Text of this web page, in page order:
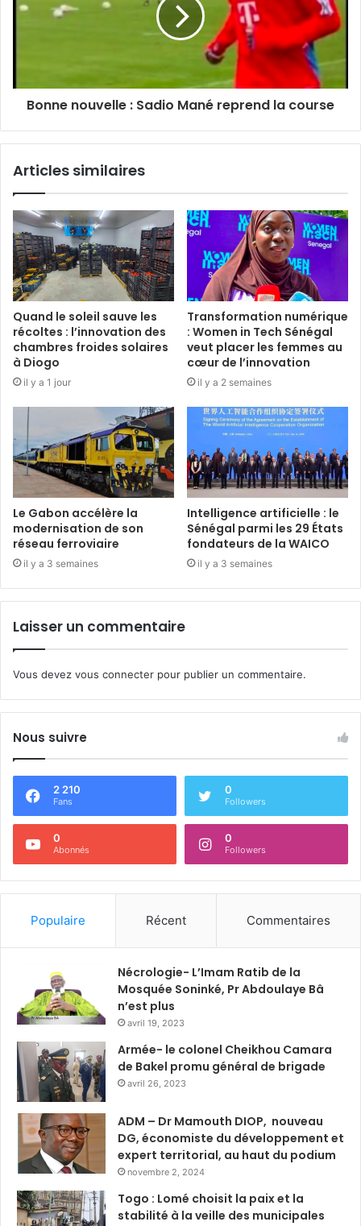
Bonne nouvelle : Sadio Mané reprend la course
Articles similaires
Quand le soleil sauve les
récoltes : l’innovation des
chambres froides solaires
à Diogo
il y a 1 jour
Transformation numérique
: Women in Tech Sénégal
veut placer les femmes au
cœur de l’innovation
il y a 2 semaines
Le Gabon accélère la
modernisation de son
réseau ferroviaire
il y a 3 semaines
Intelligence artificielle : le
Sénégal parmi les 29 États
fondateurs de la WAICO
il y a 3 semaines
Laisser un commentaire
Vous devez vous connecter pour publier un commentaire.
Nous suivre
2 210
Fans
0
Followers
0
Abonnés
0
Followers
Populaire Récent Commentaires
Nécrologie- L’Imam Ratib de la
Mosquée Soninké, Pr Abdoulaye Bâ
n’est plus
avril 19, 2023
Armée- le colonel Cheikhou Camara
de Bakel promu général de brigade
avril 26, 2023
ADM – Dr Mamouth DIOP, nouveau
DG, économiste du développement et
expert territorial, au haut du podium
novembre 2, 2024
Togo : Lomé choisit la paix et la
stabilité à la veille des municipales